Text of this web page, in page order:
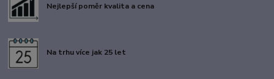
Nejlepší poměr kvalita a cena
Na trhu více jak 25 let